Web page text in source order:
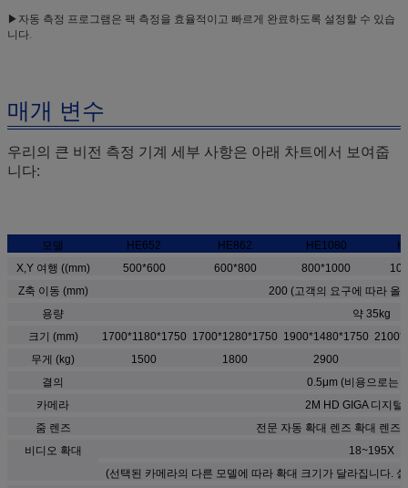
▶ 자동 측정 프로그램은 팩 측정을 효율적이고 빠르게 완료하도록 설정할 수 있습
니다.
매개 변수
우리의 큰 비전 측정 기계 세부 사항은 아래 차트에서 보여줍
니다:
모델 HE652 HE862 HE1080
X,Y 여행 ((mm)
500*600 600*800 800*1000
Z축 이동 (mm)
200 (고객의 요구에 따라 올
용량
약 35kg
크기 (mm)
1700*1180*1750 1700*1280*1750 1900*1480*1750
무게 (kg)
1500 1800 2900
결의
0.5μm (비용으로는
카메라
2M HD GIGA 디지털
줌 렌즈
전문 자동 확대 렌즈 확대 렌즈
비디오 확대
18~195X
(선택된 카메라의 다른 모델에 따라 확대 크기가 달라집니다.